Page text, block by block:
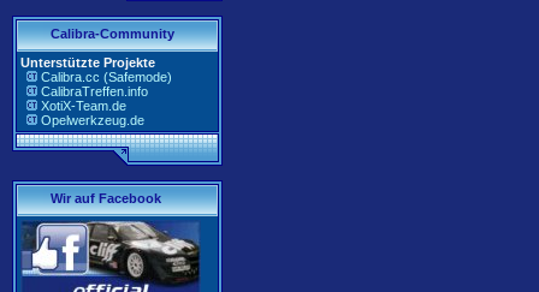
Calibra-Community
Unterstützte Projekte
Calibra.cc (Safemode)
CalibraTreffen.info
XotiX-Team.de
Opelwerkzeug.de
Wir auf Facebook